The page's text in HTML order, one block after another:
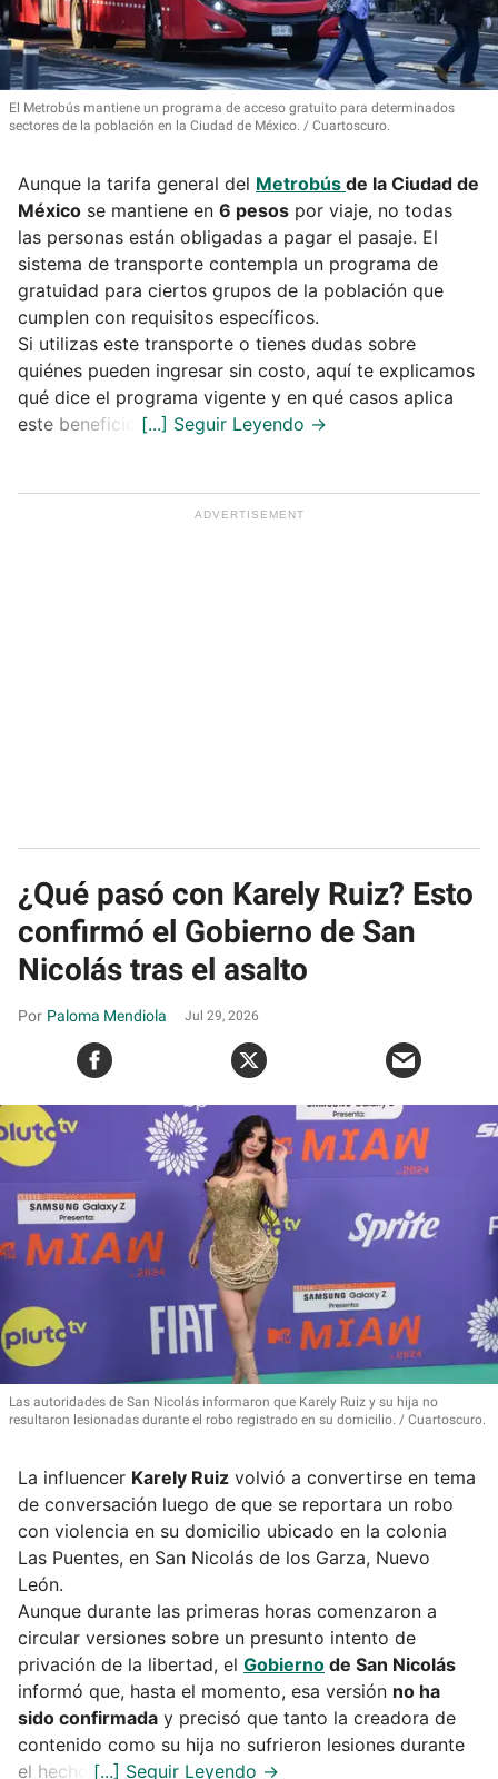
El Metrobús mantiene un programa de acceso gratuito para determinados
sectores de la población en la Ciudad de México.
Cuartoscuro.
Aunque la tarifa general del Metrobús de la Ciudad de
México se mantiene en 6 pesos por viaje, no todas
las personas están obligadas a pagar el pasaje. El
sistema de transporte contempla un programa de
gratuidad para ciertos grupos de la población que
cumplen con requisitos específicos.
Si utilizas este transporte o tienes dudas sobre
quiénes pueden ingresar sin costo, aquí te explicamos
qué dice el programa vigente y en qué casos aplica
este beneficio.
¿Qué pasó con Karely Ruiz? Esto
confirmó el Gobierno de San
Nicolás tras el asalto
Paloma Mendiola Jul 29, 2026
Las autoridades de San Nicolás informaron que Karely Ruiz y su hija no
resultaron lesionadas durante el robo registrado en su domicilio.
Cuartoscuro.
La influencer Karely Ruiz volvió a convertirse en tema
de conversación luego de que se reportara un robo
con violencia en su domicilio ubicado en la colonia
Las Puentes, en San Nicolás de los Garza, Nuevo
León.
Aunque durante las primeras horas comenzaron a
circular versiones sobre un presunto intento de
privación de la libertad, el Gobierno de San Nicolás
informó que, hasta el momento, esa versión no ha
sido confirmada y precisó que tanto la creadora de
contenido como su hija no sufrieron lesiones durante
el hecho.